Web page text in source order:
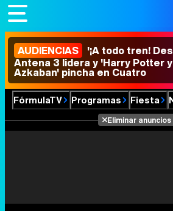
AUDIENCIAS '¡A todo tren!
Antena 3 lidera y 'Harry Potter
Azkaban' pincha en Cuatro
FórmulaTV Programas Fiesta
Eliminar anuncios